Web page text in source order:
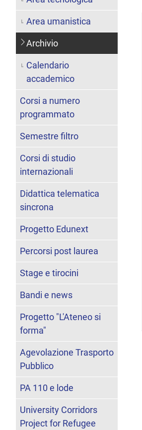
Area umanistica
Archivio
Calendario
accademico
Corsi a numero
programmato
Semestre filtro
Corsi di studio
internazionali
Didattica telematica
sincrona
Progetto Edunext
Percorsi post laurea
Stage e tirocini
Bandi e news
Progetto "L'Ateneo si
forma"
Agevolazione Trasporto
Pubblico
PA 110 e lode
University Corridors
Project for Refugee